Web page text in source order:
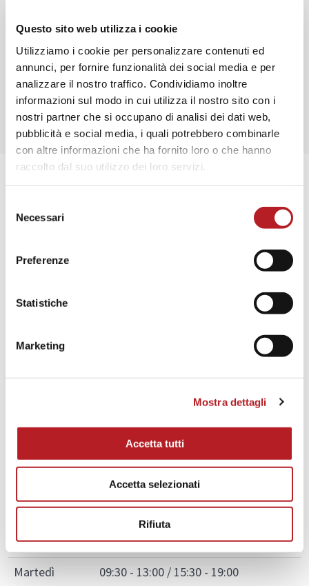
Questo sito web utilizza i cookie
Utilizziamo i cookie per personalizzare contenuti ed
annunci, per fornire funzionalità dei social media e per
analizzare il nostro traffico. Condividiamo inoltre
informazioni sul modo in cui utilizza il nostro sito con i
nostri partner che si occupano di analisi dei dati web,
pubblicità e social media, i quali potrebbero combinarle
con altre informazioni che ha fornito loro o che hanno
raccolto dal suo utilizzo dei loro servizi.
delNecessari
Preferenze
Statistiche
Marketing
Mostra dettagli
Accetta tutti
Accetta selezionati
Rifiuta
Assistenza, garanzia e manutenzione
Posa in opera
Via Bartolomeo Diaz, 20, 00154 Roma RM, Italia
info@security-house.it
Orari di Apertura
Lunedì
09:30 - 13:00 / 15:30 - 19:00
Martedì
09:30 - 13:00 / 15:30 - 19:00